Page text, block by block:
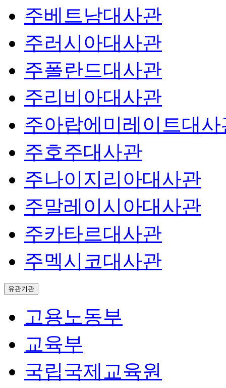
주베트남대사관
주러시아대사관
주폴란드대사관
주리비아대사관
주아랍에미레이트대사
주호주대사관
주나이지리아대사관
주말레이시아대사관
주카타르대사관
주멕시코대사관
유관기관
고용노동부
교육부
국립국제교육원